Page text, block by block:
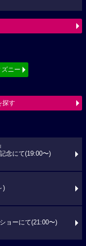
ニー
探す
念にて(19:00〜)
)
ョーにて(21:00〜)